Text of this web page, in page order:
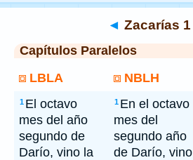
◄ Zacarías 1
Capítulos Paralelos
LBLA
NBLH
1 El octavo
mes del año
segundo de
Darío, vino la
1 En el octavo
mes del
segundo año
de Darío, vino